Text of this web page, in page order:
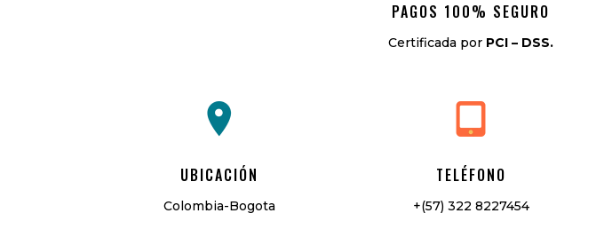
PAGOS 100% SEGURO
Certificada por PCI – DSS.
UBICACIÓN
Colombia-Bogota
TELÉFONO
+(57) 322 8227454